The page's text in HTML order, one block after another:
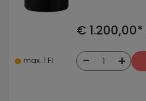
€ 1.200,00*
max. 1 Fl. - 1 +